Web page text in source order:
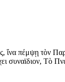
ἵνα πέμψῃ τὸν
συναϊδιον, Τὸ